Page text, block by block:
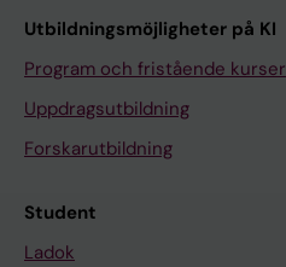
Utbildningsmöjligheter på KI
Program och fristående kurser
Uppdragsutbildning
Forskarutbildning
Student
Ladok